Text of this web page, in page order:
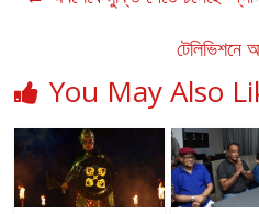
টেলিভিশনে
You May Also